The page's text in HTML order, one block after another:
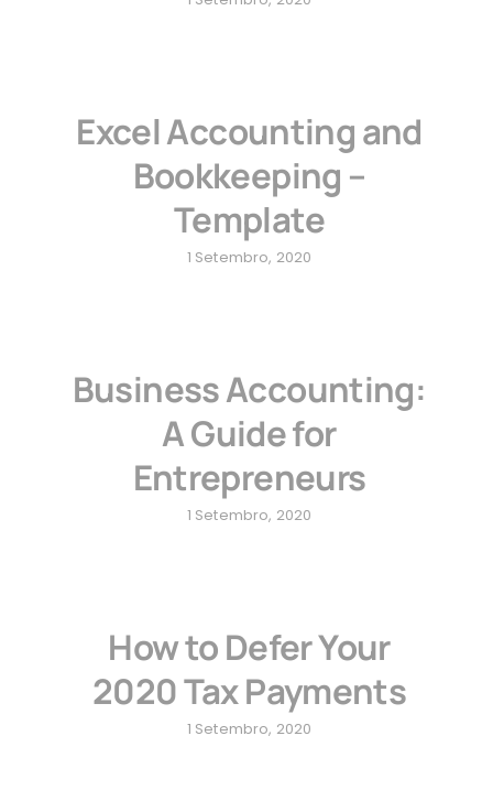
Excel Accounting and
Bookkeeping –
Template
1 Setembro, 2020
Business Accounting:
A Guide for
Entrepreneurs
1 Setembro, 2020
How to Defer Your
2020 Tax Payments
1 Setembro, 2020